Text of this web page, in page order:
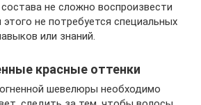
не сложно воспроизвести
не потребуется специальных
или знаний.
красные оттенки
шевелюры необходимо